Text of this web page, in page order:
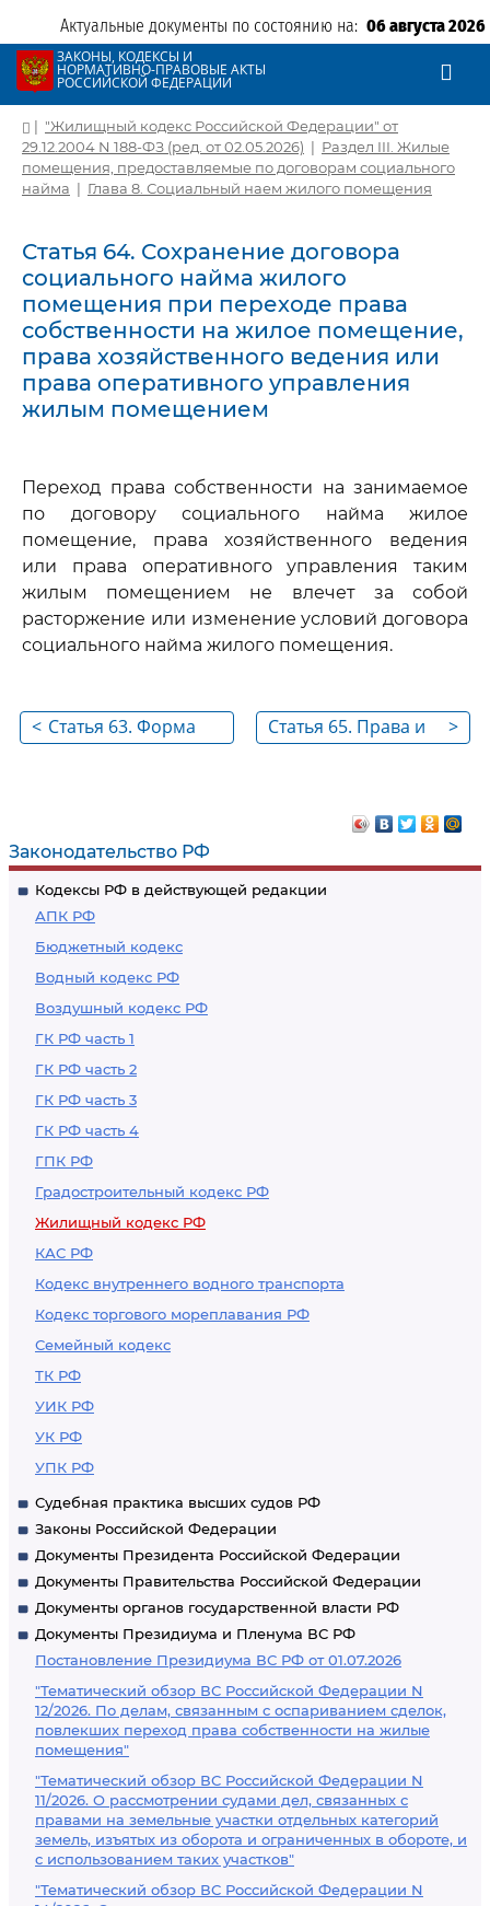
Актуальные документы по состоянию на: 06 августа 2026
ЗАКОНЫ, КОДЕКСЫ И
НОРМАТИВНО-ПРАВОВЫЕ АКТЫ
РОССИЙСКОЙ ФЕДЕРАЦИИ
Законодательство РФ
Кодексы РФ в действующей редакции
АПК РФ
Бюджетный кодекс
Водный кодекс РФ
Воздушный кодекс РФ
ГК РФ часть 1
ГК РФ часть 2
ГК РФ часть 3
ГК РФ часть 4
ГПК РФ
Градостроительный кодекс РФ
Жилищный кодекс РФ
КАС РФ
Кодекс внутреннего водного транспорта
Кодекс торгового мореплавания РФ
Семейный кодекс
ТК РФ
УИК РФ
УК РФ
УПК РФ
Судебная практика высших судов РФ
Законы Российской Федерации
Документы Президента Российской Федерации
Документы Правительства Российской Федерации
Документы органов государственной власти РФ
Документы Президиума и Пленума ВС РФ
Постановление Президиума ВС РФ от 01.07.2026
"Тематический обзор ВС Российской Федерации N
12/2026. По делам, связанным с оспариванием сделок,
повлекших переход права собственности на жилые
помещения"
"Тематический обзор ВС Российской Федерации N
11/2026. О рассмотрении судами дел, связанных с
правами на земельные участки отдельных категорий
земель, изъятых из оборота и ограниченных в обороте, и
с использованием таких участков"
"Тематический обзор ВС Российской Федерации N
| "Жилищный кодекс Российской Федерации" от
29.12.2004 N 188-ФЗ (ред. от 02.05.2026) | Раздел III. Жилые
помещения, предоставляемые по договорам социального
найма | Глава 8. Социальный наем жилого помещения
Статья 64. Сохранение договора
социального найма жилого
помещения при переходе права
собственности на жилое помещение,
права хозяйственного ведения или
права оперативного управления
жилым помещением
Переход права собственности на занимаемое
по договору социального найма жилое
помещение, права хозяйственного ведения
или права оперативного управления таким
жилым помещением не влечет за собой
расторжение или изменение условий договора
социального найма жилого помещения.
< Статья 63. Форма
>
Статья 65. Права и
жилого помещения
по договору
социального найма